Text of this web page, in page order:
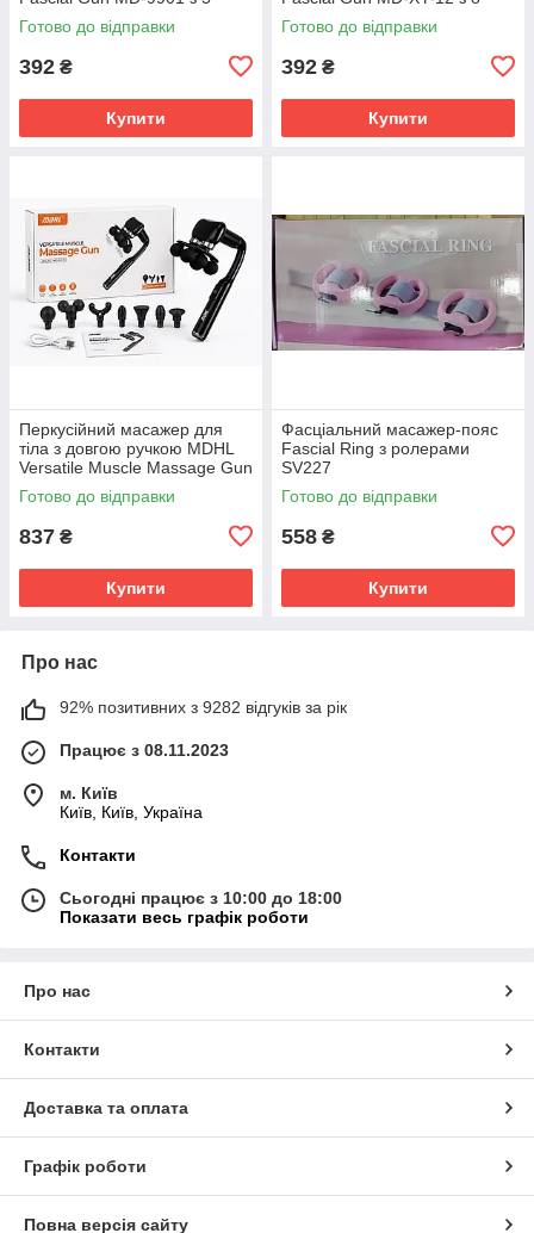
насадками SV227
Готово до відправки
392 ₴
Купити
насадками SV227
Готово до відправки
392 ₴
Купити
Перкусійний масажер для
тіла з довгою ручкою MDHL
Versatile Muscle Massage Gun
MD-XY-15 з 10 насадками
SV227
Готово до відправки
837 ₴
Купити
Фасціальний масажер-пояс
Fascial Ring з ролерами
SV227
Готово до відправки
558 ₴
Купити
Про нас
92% позитивних з 9282 відгуків за рік
Працює з 08.11.2023
м. Київ
Київ, Київ, Україна
Контакти
Сьогодні працює з 10:00 до 18:00
Показати весь графік роботи
Про нас
Контакти
Доставка та оплата
Графік роботи
Повна версія сайту